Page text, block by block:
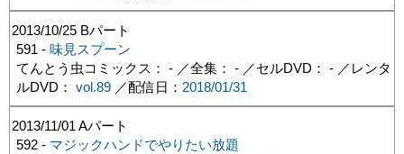
2013/10/25 Bパート
591 - 味見スプーン
てんとう虫コミックス： - ／全集： - ／セルDVD： - ／レンタ
ルDVD： vol.89／配信日： 2018/01/31
2013/11/01 Aパート
592 - マジックハンドでやりたい放題